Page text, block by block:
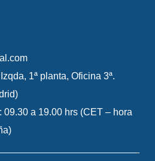
1ª planta, Oficina 3ª.
09.30 a 19.00 hrs (CET – hora